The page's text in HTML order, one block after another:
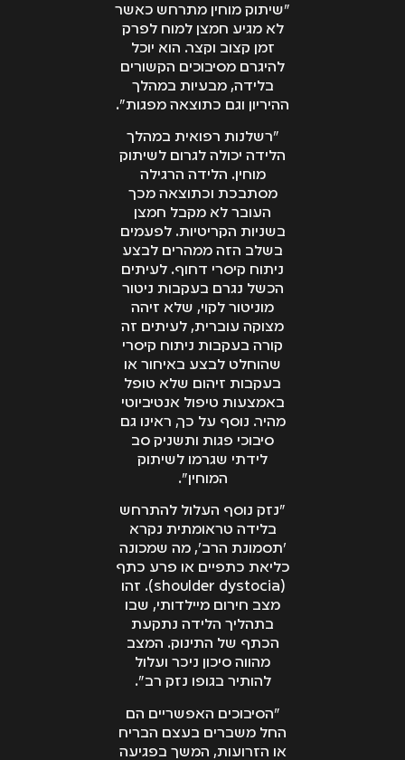
"שיתוק מוחין מתרחש כאשר
לא מגיע חמצן למוח לפרק
זמן קצוב וקצר. הוא יוכל
להיגרם מסיבוכים הקשורים
בלידה, מבעיות במהלך
ההיריון וגם כתוצאה מפגות".
"רשלנות רפואית במהלך
הלידה יכולה לגרום לשיתוק
מוחין. הלידה הרגילה
מסתבכת וכתוצאה מכך
העובר לא מקבל חמצן
בשניות הקריטיות. לפעמים
בשלב הזה ממהרים לבצע
ניתוח קיסרי דחוף. לעיתים
הכשל נגרם בעקבות ניטור
מוניטור לקוי, שלא זיהה
מצוקה עוברית, לעיתים זה
קורה בעקבות ניתוח קיסרי
שהוחלט לבצע באיחור או
בעקבות זיהום שלא טופל
באמצעות טיפול אנטיביוטי
מהיר. נוסף על כך, ראינו גם
סיבוכי פגות ותשניק סב
לידתי שגרמו לשיתוק
המוחין".
"נזק נוסף העלול להתרחש
בלידה טראומתית נקרא
'תסמונת הרב', מה שמכונה
כליאת כתפיים או פרע כתף
(shoulder dystocia). זהו
מצב חירום מיילדותי, שבו
בתהליך הלידה נתקעת
הכתף של התינוק. המצב
מהווה סיכון ניכר ועלול
להותיר בגופו נזק רב".
"הסיבוכים האפשריים הם
החל משברים בעצם הבריח
או הזרועות, המשך בפגיעה